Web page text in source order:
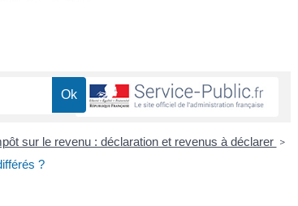
sur le revenu : déclaration et revenus à déclarer >
?